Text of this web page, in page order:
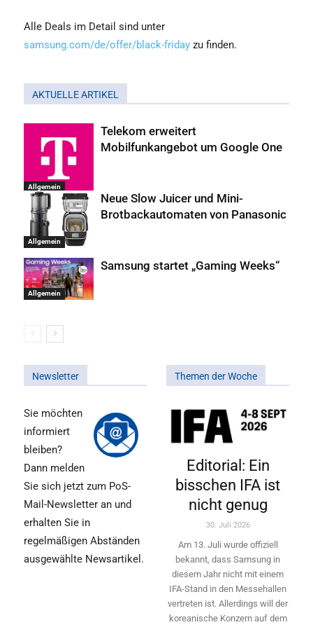
Alle Deals im Detail sind unter
samsung.com/de/offer/black-friday zu finden.
AKTUELLE ARTIKEL
Allgemein
Telekom erweitert
Mobilfunkangebot um Google One
Allgemein
Neue Slow Juicer und Mini-
Brotbackautomaten von Panasonic
Allgemein
Samsung startet „Gaming Weeks“
Newsletter
Sie möchten
informiert
bleiben?
Dann melden
Sie sich jetzt zum PoS-
Mail-Newsletter an und
erhalten Sie in
regelmäßigen Abständen
ausgewählte Newsartikel.
Themen der Woche
Editorial: Ein
bisschen IFA ist
nicht genug
30. Juli 2026
Am 13. Juli wurde offiziell
bekannt, dass Samsung in
diesem Jahr nicht mit einem
IFA-Stand in den Messehallen
vertreten ist. Allerdings will ­der
koreanische Konzern auf dem